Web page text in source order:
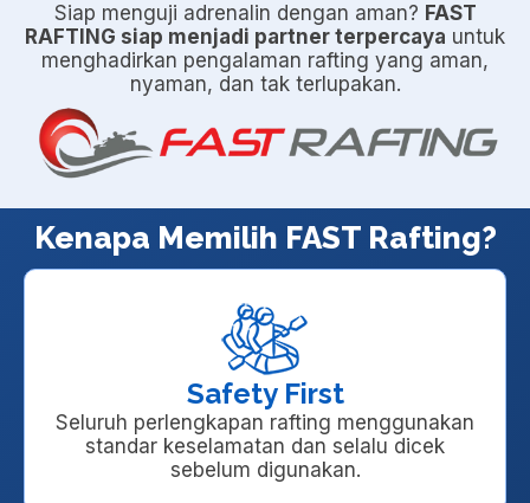
Siap menguji adrenalin dengan aman? FAST
RAFTING siap menjadi partner terpercaya untuk
menghadirkan pengalaman rafting yang aman,
nyaman, dan tak terlupakan.
Kenapa Memilih FAST Rafting?
Safety First
Seluruh perlengkapan rafting menggunakan
standar keselamatan dan selalu dicek
sebelum digunakan.